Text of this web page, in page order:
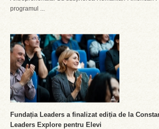
programul ...
Fundația Leaders a finalizat ediția de la
Leaders Explore pentru Elevi